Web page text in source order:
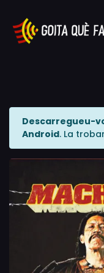
Descarregueu-
Android. La